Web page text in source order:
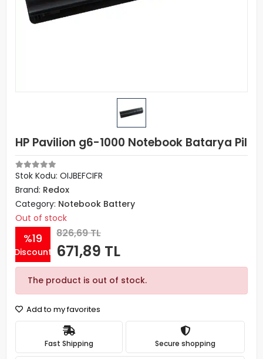
HP Pavilion g6-1000 Notebook Batarya Pil
Stok Kodu: OIJBEFCIFR
Brand: Redox
Category: Notebook Battery
Out of stock
%19
Discount
826,69 TL
671,89 TL
The product is out of stock.
Add to my favorites
Fast Shipping Secure shopping